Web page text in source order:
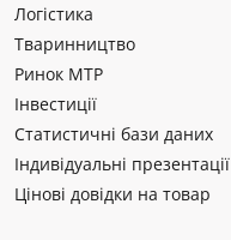
Логістика
Тваринництво
Ринок МТР
Інвестиції
Статистичні бази даних
Індивідуальні презентації
Цінові довідки на товар